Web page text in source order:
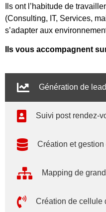
Ils ont l’habitude de
(Consulting, IT, Services,
s’adapter aux
Ils vous accompagnent
Génération de
Suivi post rendez-
Création et
Mapping de
Création de cellule